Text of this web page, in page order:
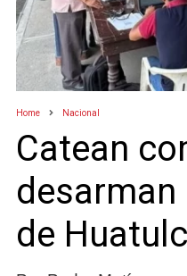
Home Nacional
Catean
de